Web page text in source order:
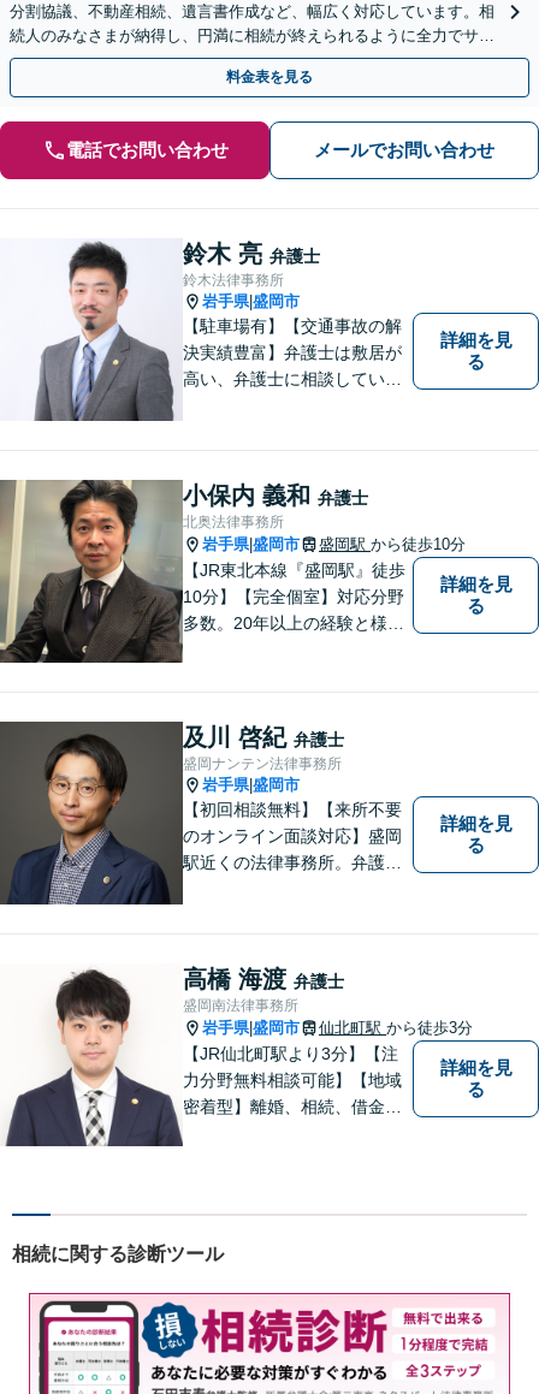
分割協議、不動産相続、遺言書作成など、幅広く対応しています。相
続人のみなさまが納得し、円満に相続が終えられるように全力でサポ
ートいたします。ぜひご相談ください。【WEB面談可】
料金表を見る
電話でお問い合わせ メールでお問い合わせ
鈴木 亮 弁護士
鈴木法律事務所
岩手県|盛岡市
【駐車場有】【交通事故の解
決実績豊富】弁護士は敷居が
高い、弁護士に相談していい
に相談していただける弁護士
を目指しています。どんなこ
とでもお気軽にご相談くださ
い。
詳細を見
る
小保内 義和 弁護士
北奥法律事務所
岩手県|盛岡市 盛岡駅 から徒歩10分
【JR東北本線『盛岡駅』徒歩
10分】【完全個室】対応分野
多数。20年以上の経験と様々
決を目指します。 お気軽にご
お相談ください。
詳細を見
る
及川 啓紀 弁護士
盛岡ナンテン法律事務所
岩手県|盛岡市
【初回相談無料】【来所不要
のオンライン面談対応】盛岡
駅近くの法律事務所。弁護士
対応が可能です。可能な限り
専門用語は避け、依頼者様が
理解しやすい対応を心がけて
います。【土日祝・時間外対
応可】
詳細を見
る
高橋 海渡 弁護士
盛岡南法律事務所
岩手県|盛岡市 仙北町駅 から徒歩3分
【JR仙北町駅より3分】【注
力分野無料相談可能】【地域
密着型】離婚、相続、借金、
っています。どんなささいな
にご相談ください。
詳細を見
る
相続に関する診断ツール